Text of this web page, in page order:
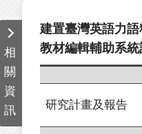
相
關
資
訊
建置臺灣英語力
教材編輯輔助系統
研究計畫及報告